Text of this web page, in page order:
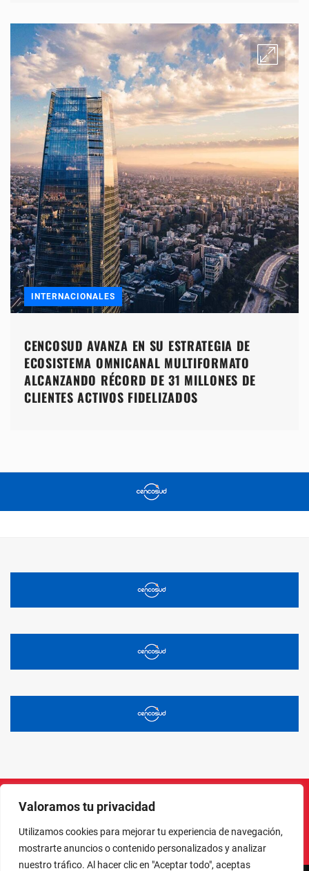
Valoramos tu privacidad
Utilizamos cookies para mejorar tu experiencia de navegación,
mostrarte anuncios o contenido personalizados y analizar
nuestro tráfico. Al hacer clic en "Aceptar todo", aceptas
INTERNACIONALES
CENCOSUD AVANZA EN SU ESTRATEGIA DE
ECOSISTEMA OMNICANAL MULTIFORMATO
ALCANZANDO RÉCORD DE 31 MILLONES DE
CLIENTES ACTIVOS FIDELIZADOS
InstagramFacebook
X